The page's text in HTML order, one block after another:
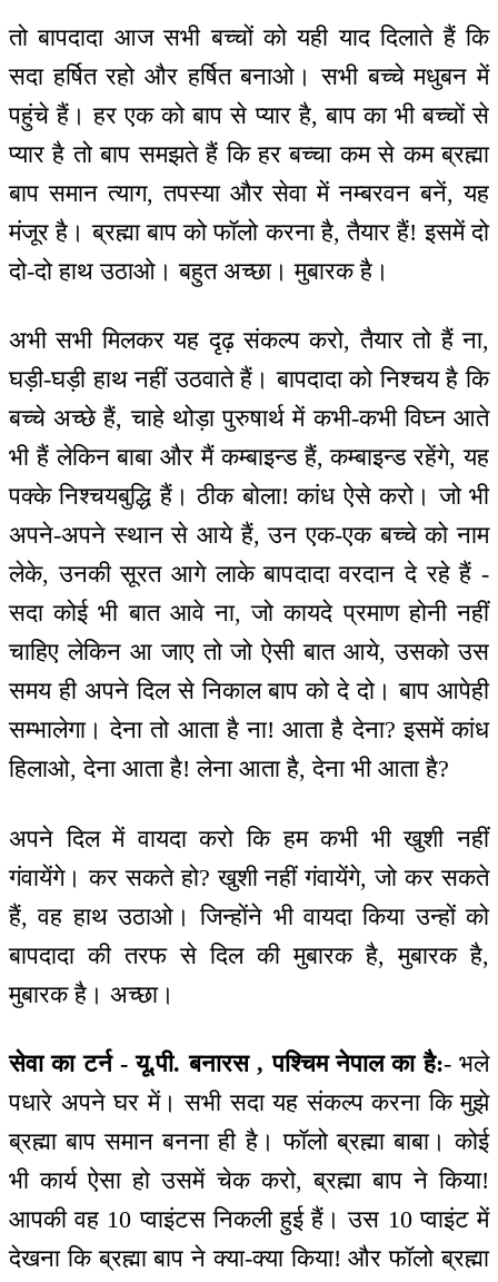
तो बापदादा आज सभी बच्चों को यही याद दिलाते हैं कि
सदा हर्षित रहो और हर्षित बनाओ। सभी बच्चे मधुबन में
पहुंचे हैं। हर एक को बाप से प्यार है, बाप का भी बच्चों से
प्यार है तो बाप समझते हैं कि हर बच्चा कम से कम ब्रह्मा
बाप समान त्याग, तपस्या और सेवा में नम्बरवन बनें, यह
मंजूर है। ब्रह्मा बाप को फॉलो करना है, तैयार हैं! इसमें दो
दो-दो हाथ उठाओ। बहुत अच्छा। मुबारक है।
अभी सभी मिलकर यह दृढ़ संकल्प करो, तैयार तो हैं ना,
घड़ी-घड़ी हाथ नहीं उठवाते हैं। बापदादा को निश्चय है कि
बच्चे अच्छे हैं, चाहे थोड़ा पुरुषार्थ में कभी-कभी विघ्न आते
भी हैं लेकिन बाबा और मैं कम्बाइन्ड हैं, कम्बाइन्ड रहेंगे, यह
पक्के निश्चयबुद्धि हैं। ठीक बोला! कांध ऐसे करो। जो भी
अपने-अपने स्थान से आये हैं, उन एक-एक बच्चे को नाम
लेके, उनकी सूरत आगे लाके बापदादा वरदान दे रहे हैं -
सदा कोई भी बात आवे ना, जो कायदे प्रमाण होनी नहीं
चाहिए लेकिन आ जाए तो जो ऐसी बात आये, उसको उस
समय ही अपने दिल से निकाल बाप को दे दो। बाप आपेही
सम्भालेगा। देना तो आता है ना! आता है देना? इसमें कांध
हिलाओ, देना आता है! लेना आता है, देना भी आता है?
अपने दिल में वायदा करो कि हम कभी भी खुशी नहीं
गंवायेंगे। कर सकते हो? खुशी नहीं गंवायेंगे, जो कर सकते
हैं, वह हाथ उठाओ। जिन्होंने भी वायदा किया उन्हों को
बापदादा की तरफ से दिल की मुबारक है, मुबारक है,
मुबारक है। अच्छा।
सेवा का टर्न - यू.पी. बनारस , पश्चिम नेपाल का है:- भले
पधारे अपने घर में। सभी सदा यह संकल्प करना कि मुझे
ब्रह्मा बाप समान बनना ही है। फॉलो ब्रह्मा बाबा। कोई
भी कार्य ऐसा हो उसमें चेक करो, ब्रह्मा बाप ने किया!
आपकी वह 10 प्वाइंटस निकली हुई हैं। उस 10 प्वाइंट में
देखना कि ब्रह्मा बाप ने क्या-क्या किया! और फॉलो ब्रह्मा